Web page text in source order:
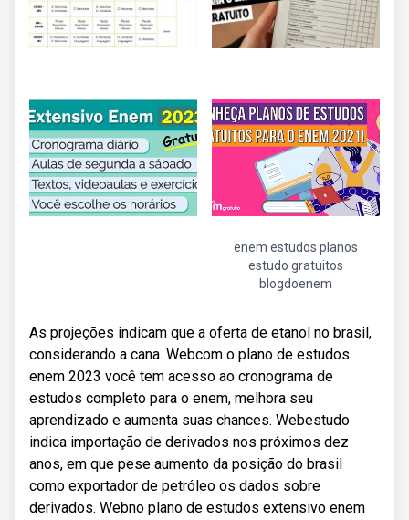
enem estudos planos
estudo gratuitos
blogdoenem
As projeções indicam que a oferta de etanol no brasil,
considerando a cana. Webcom o plano de estudos
enem 2023 você tem acesso ao cronograma de
estudos completo para o enem, melhora seu
aprendizado e aumenta suas chances. Webestudo
indica importação de derivados nos próximos dez
anos, em que pese aumento da posição do brasil
como exportador de petróleo os dados sobre
derivados. Webno plano de estudos extensivo enem